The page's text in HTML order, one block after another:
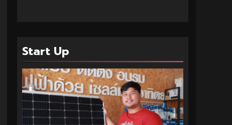
Start Up